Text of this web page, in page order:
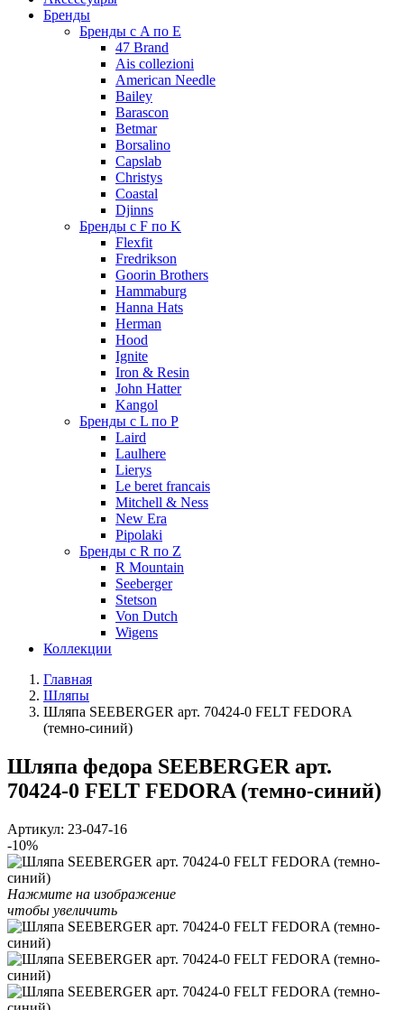
Бренды
Бренды с A по E
47 Brand
Ais collezioni
American Needle
Bailey
Barascon
Betmar
Borsalino
Capslab
Christys
Coastal
Djinns
Бренды с F по K
Flexfit
Fredrikson
Goorin Brothers
Hammaburg
Hanna Hats
Herman
Hood
Ignite
Iron & Resin
John Hatter
Kangol
Бренды с L по P
Laird
Laulhere
Lierys
Le beret francais
Mitchell & Ness
New Era
Pipolaki
Бренды с R по Z
R Mountain
Seeberger
Stetson
Von Dutch
Wigens
Коллекции
Главная
Шляпы
Шляпа SEEBERGER арт. 70424-0 FELT FEDORA
(темно-синий)
Шляпа федора SEEBERGER арт.
70424-0 FELT FEDORA (темно-синий)
Артикул: 23-047-16
-10%
Нажмите на изображение
чтобы увеличить